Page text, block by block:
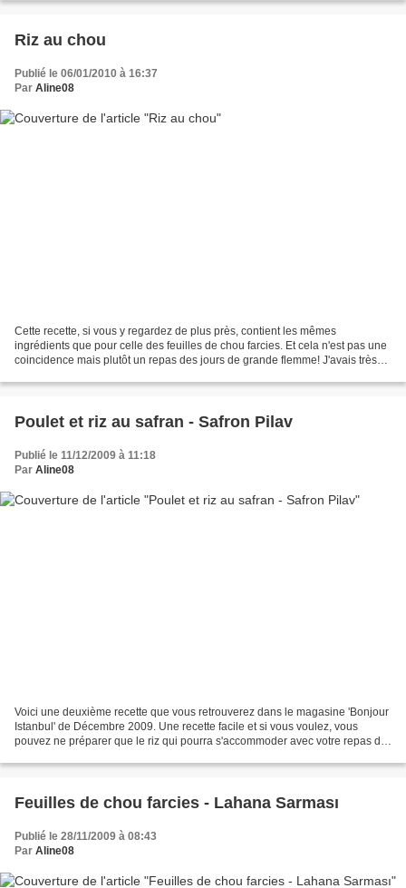
Riz au chou
Publié le 06/01/2010 à 16:37
Par Aline08
Cette recette, si vous y regardez de plus près, contient les mêmes
ingrédients que pour celle des feuilles de chou farcies. Et cela n'est pas une
coincidence mais plutôt un repas des jours de grande flemme! J'avais très
Poulet et riz au safran - Safron Pilav
Publié le 11/12/2009 à 11:18
Par Aline08
Voici une deuxième recette que vous retrouverez dans le magasine 'Bonjour
Istanbul' de Décembre 2009. Une recette facile et si vous voulez, vous
pouvez ne préparer que le riz qui pourra s'accommoder avec votre repas de
Feuilles de chou farcies - Lahana Sarması
Publié le 28/11/2009 à 08:43
Par Aline08